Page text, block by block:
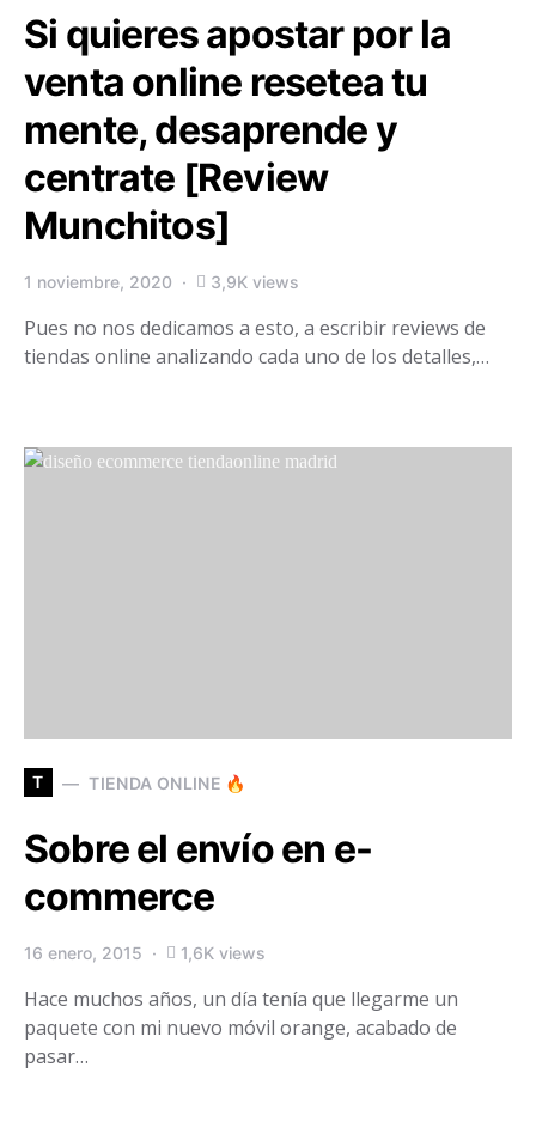
Si quieres apostar por la
venta online resetea tu
mente, desaprende y
centrate [Review
Munchitos]
1 noviembre, 2020 3,9K views
Pues no nos dedicamos a esto, a escribir reviews de
tiendas online analizando cada uno de los detalles,…
T TIENDA ONLINE 🔥
Sobre el envío en e-
commerce
16 enero, 2015 1,6K views
Hace muchos años, un día tenía que llegarme un
paquete con mi nuevo móvil orange, acabado de
pasar…